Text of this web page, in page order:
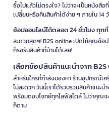
ซื้อไปแล้วไม่ตรงใจ? ไม่ว่าจะเป็นหนัง
เปลี่ยนหรือคืนสินค้าได้ง่าย ๆ ภายใน 14
ช้อปออนไลน์ได้ตลอด 24 ชั่วโมง ทุกที่
สะดวกสุดๆ! B2S online เปิดให้คุณช้อ
ก็รอรับสินค้าที่บ้านได้เลย!
เลือกช้อปสินค้าแนะนำจาก
สำหรับใครที่กำลังมองหา ร้านอุปกรณ์เ
ไม่สะดวก วันนี้เราได้รวบรวมสินค้าแนะ
พร้อมตอบโจทย์ทุกไลฟ์สไตล์ ไม่ว่าคุณ
ก็ตาม